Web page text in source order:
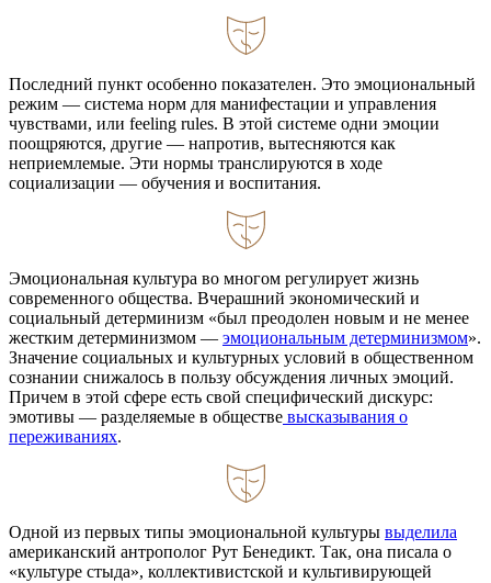
Последний пункт особенно показателен. Это эмоциональный
режим — система норм для манифестации и управления
чувствами, или feeling rules. В этой системе одни эмоции
поощряются, другие — напротив, вытесняются как
неприемлемые. Эти нормы транслируются в ходе
социализации — обучения и воспитания.
Эмоциональная культура во многом регулирует жизнь
современного общества. Вчерашний экономический и
социальный детерминизм «был преодолен новым и не менее
жестким детерминизмом — эмоциональным детерминизмом».
Значение социальных и культурных условий в общественном
сознании снижалось в пользу обсуждения личных эмоций.
Причем в этой сфере есть свой специфический дискурс:
эмотивы — разделяемые в обществе высказывания о
переживаниях.
Одной из первых типы эмоциональной культуры выделила
американский антрополог Рут Бенедикт. Так, она писала о
«культуре стыда», коллективистской и культивирующей